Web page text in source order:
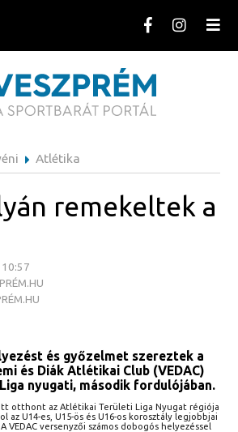
Atlétika
remekeltek a
10:57
és győzelmet szereztek a
és Diák Atlétikai Club (VEDAC)
nyugati, második fordulójában.
otthont az Atlétikai Területi Liga Nyugat régiója
az U14-es, U15-ös és U16-os korosztály legjobbjai
VEDAC versenyzői számos dobogós helyezéssel